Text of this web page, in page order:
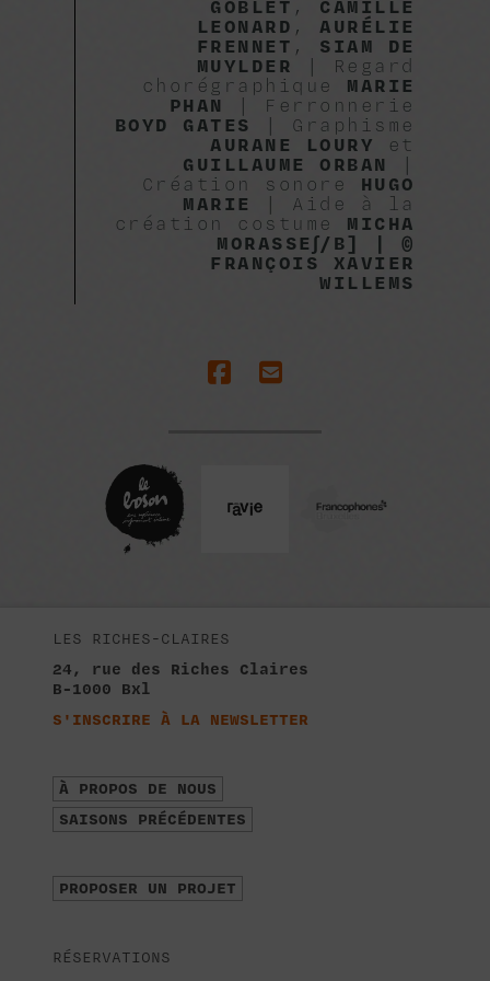
GOBLET , CAMILLE
LEONARD ,AURÉLIE
FRENNET , SIAM DE
MUYLDER | Regard
chorégraphique MARIE
PHAN | Ferronnerie
BOYD GATES | Graphisme
AURANE LOURY et
GUILLAUME ORBAN |
Création sonore HUGO
MARIE | Aide à la
création costume MICHA
MORASSE∫/B] | ©
FRANÇOIS XAVIER
WILLEMS
LES RICHES-CLAIRES
24, rue des Riches Claires
B-1000 Bxl
S'INSCRIRE À LA NEWSLETTER
À PROPOS DE NOUS
SAISONS PRÉCÉDENTES
PROPOSER UN PROJET
RÉSERVATIONS